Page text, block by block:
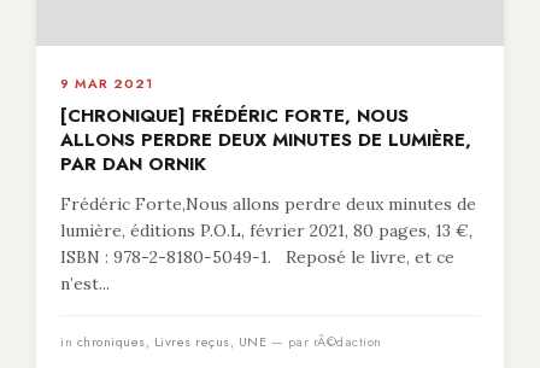
9 MAR 2021
[CHRONIQUE] FRÉDÉRIC FORTE, NOUS
ALLONS PERDRE DEUX MINUTES DE LUMIÈRE,
PAR DAN ORNIK
Frédéric Forte,Nous allons perdre deux minutes de
lumière, éditions P.O.L, février 2021, 80 pages, 13 €,
ISBN : 978-2-8180-5049-1. Reposé le livre, et ce
n’est...
in chroniques, Livres reçus, UNE — par rÃ©daction